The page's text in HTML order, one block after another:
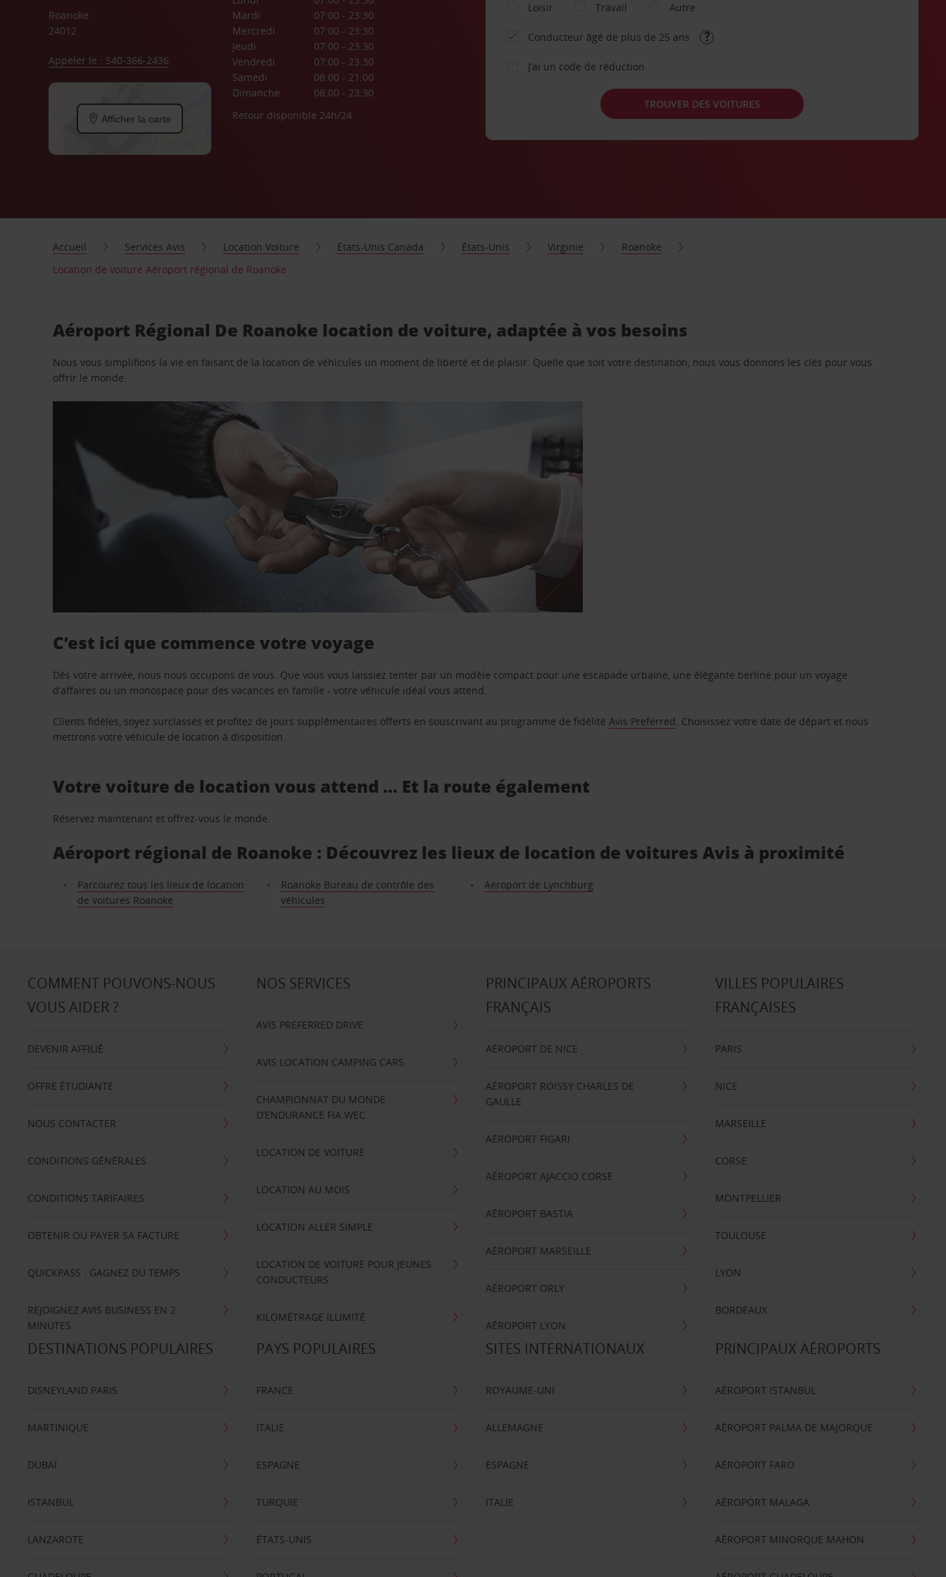
Roanoke
24012
Appeler le : 540-366-2436
Afficher la carte
Mardi
07:00 - 23:30
Mercredi
07:00 - 23:30
Jeudi
07:00 - 23:30
Vendredi
07:00 - 23:30
Samedi
08:00 - 21:00
Dimanche
08:00 - 23:30
Retour disponible 24h/24
Loisir
Travail Autre
Conducteur âgé de plus de 25 ans
J’ai un code de réduction
TROUVER DES VOITURES
Accueil Services Avis Location Voiture États-Unis Canada États-Unis Virginie
Roanoke
Location de voiture Aéroport régional de Roanoke
Aéroport Régional De Roanoke location de voiture, adaptée à vos besoins
Nous vous simplifions la vie en faisant de la location de véhicules un moment de liberté et de plaisir. Quelle que soit votre destination, nous vous donnons les clés pour vous
offrir le monde.
C’est ici que commence votre voyage
Dès votre arrivée, nous nous occupons de vous. Que vous vous laissiez tenter par un modèle compact pour une escapade urbaine, une élégante berline pour un voyage
d’affaires ou un monospace pour des vacances en famille - votre véhicule idéal vous attend.
Clients fidèles, soyez surclassés et profitez de jours supplémentaires offerts en souscrivant au programme de fidélitéAvis Preferred. Choisissez votre date de départ et nous
mettrons votre véhicule de location à disposition.
Votre voiture de location vous attend … Et la route également
Réservez maintenant et offrez-vous le monde.
Aéroport régional de Roanoke : Découvrez les lieux de location de voitures Avis à proximité
Parcourez tous les lieux de location
de voitures Roanoke
Roanoke Bureau de contrôle des
véhicules
Aéroport de Lynchburg
COMMENT POUVONS-NOUS
VOUS AIDER ?
DEVENIR AFFILIÉ
OFFRE ÉTUDIANTE
NOUS CONTACTER
CONDITIONS GÉNÉRALES
CONDITIONS TARIFAIRES
OBTENIR OU PAYER SA FACTURE
QUICKPASS : GAGNEZ DU TEMPS
REJOIGNEZ AVIS BUSINESS EN 2
MINUTES
NOS SERVICES
AVIS PREFERRED DRIVE
AVIS LOCATION CAMPING CARS
CHAMPIONNAT DU MONDE
D’ENDURANCE FIA WEC
LOCATION DE VOITURE
LOCATION AU MOIS
LOCATION ALLER SIMPLE
LOCATION DE VOITURE POUR JEUNES
CONDUCTEURS
KILOMÉTRAGE ILLIMITÉ
PRINCIPAUX AÉROPORTS
FRANÇAIS
AÉROPORT DE NICE
AÉROPORT ROISSY CHARLES DE
GAULLE
AÉROPORT FIGARI
AÉROPORT AJACCIO CORSE
AÉROPORT BASTIA
AÉROPORT MARSEILLE
AÉROPORT ORLY
AÉROPORT LYON
VILLES POPULAIRES
FRANÇAISES
PARIS
NICE
MARSEILLE
CORSE
MONTPELLIER
TOULOUSE
LYON
BORDEAUX
DESTINATIONS POPULAIRES
DISNEYLAND PARIS
MARTINIQUE
DUBAÏ
ISTANBUL
LANZAROTE
PAYS POPULAIRES
FRANCE
ITALIE
ESPAGNE
TURQUIE
ÉTATS-UNIS
SITES INTERNATIONAUX
ROYAUME-UNI
ALLEMAGNE
ESPAGNE
ITALIE
PRINCIPAUX AÉROPORTS
AÉROPORT ISTANBUL
AÉROPORT PALMA DE MAJORQUE
AÉROPORT FARO
AÉROPORT MALAGA
AÉROPORT MINORQUE MAHON